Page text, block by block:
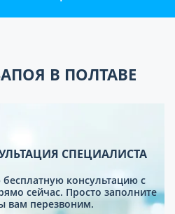
В ПОЛТАВЕ
СПЕЦИАЛИСТА
консультацию с
сейчас. Просто заполните
вам перезвоним.